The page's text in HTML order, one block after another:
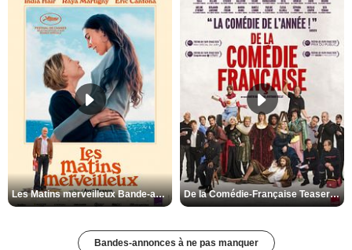
Les Matins merveilleux Bande-annonce VF De la Comédie-Française Teaser VF
Bandes-annonces à ne pas manquer